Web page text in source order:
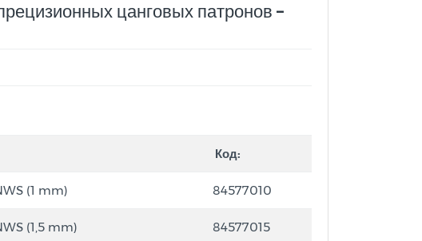
цанговых патронов –
Код:
(1 mm) 84577010
(1,5 mm) 84577015